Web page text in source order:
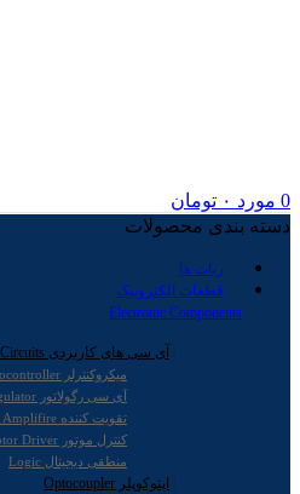
0 مورد ۰ تومان
دسته بندی محصولات
ربات ها
قطعات الکترونیک
Electronic Components
آی سی های کاربردی Integrated Circuits
میکروکنترلر Microcontroller
آی سی رگولاتور Regulator
تقویت کننده Operation Amplifire
کنترل موتور Motor Driver
منطقی دیجیتال Logic
اپتوکوپلر Optocoupler